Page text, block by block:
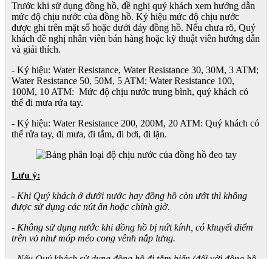
Trước khi sử dụng đồng hồ, đề nghị quý khách xem hướng dẫn
mức độ chịu nước của đồng hồ. Ký hiệu mức độ chịu nước
được ghi trên mặt số hoặc dưới đáy đồng hồ. Nếu chưa rõ, Quý
khách đề nghị nhân viên bán hàng hoặc kỹ thuật viên hướng dẫn
và giải thích.
- Ký hiệu: Water Resistance, Water Resistance 30, 30M, 3 ATM;
Water Resistance 50, 50M, 5 ATM; Water Resistance 100,
100M, 10 ATM: Mức độ chịu nước trung bình, quý khách có
thể đi mưa rửa tay.
- Ký hiệu: Water Resistance 200, 200M, 20 ATM: Quý khách có
thể rửa tay, đi mưa, đi tắm, đi bơi, đi lặn.
Lưu ý:
- Khi Quý khách ở dưới nước hay đồng hồ còn ướt thì không
được sử dụng các nút ấn hoặc chỉnh giờ.
- Không sử dụng nước khi đồng hồ bị nứt kính, có khuyết điểm
trên vỏ như móp méo cong vênh nắp lưng.